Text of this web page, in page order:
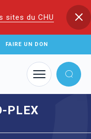
sites du CHU
FAIRE UN DON
BIOPRO-PLEX
PLEX